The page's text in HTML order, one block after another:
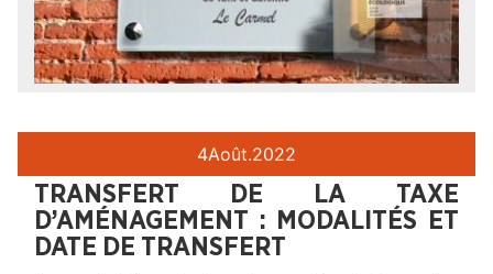
4Août.2022
TRANSFERT DE LA TAXE
D’AMÉNAGEMENT : MODALITÉS ET
DATE DE TRANSFERT